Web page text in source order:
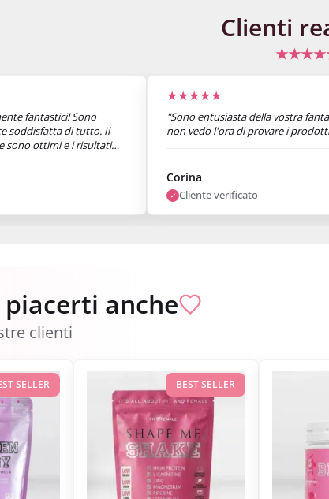
Clienti
fantastici! Sono
soddisfatta di tutto. Il
sono ottimi e i risultati
★★★★★
"Sono entusiasta della vostra
non vedo l'ora di provare i
Corina
Cliente verificato
anche
clienti
SELLER BEST SELLER